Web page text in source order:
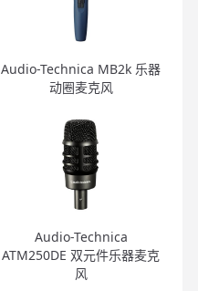
Audio-Technica MB2k 乐器
动圈麦克风
Audio-Technica
ATM250DE 双元件乐器麦克
风